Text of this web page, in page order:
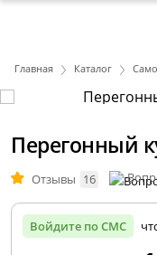
Главная Каталог
Перегонный
Отзывы 16
Войдите по СМС